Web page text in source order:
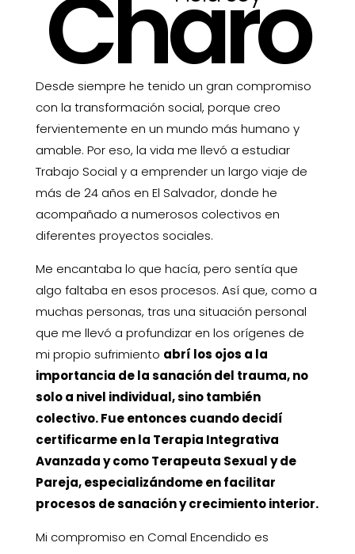
Charo
Desde siempre he tenido un gran compromiso
con la transformación social, porque creo
fervientemente en un mundo más humano y
amable. Por eso, la vida me llevó a estudiar
Trabajo Social y a emprender un largo viaje de
más de 24 años en El Salvador, donde he
acompañado a numerosos colectivos en
diferentes proyectos sociales.
Me encantaba lo que hacía, pero sentía que
algo faltaba en esos procesos. Así que, como a
muchas personas, tras una situación personal
que me llevó a profundizar en los orígenes de
mi propio sufrimiento abrí los ojos a la
importancia de la sanación del trauma, no
solo a nivel individual, sino también
colectivo. Fue entonces cuando decidí
certificarme en la Terapia Integrativa
Avanzada y como Terapeuta Sexual y de
Pareja, especializándome en facilitar
procesos de sanación y crecimiento interior.
Mi compromiso en Comal Encendido es